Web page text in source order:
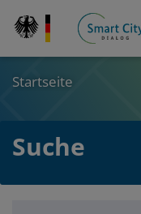
zum
Startseite
Suche